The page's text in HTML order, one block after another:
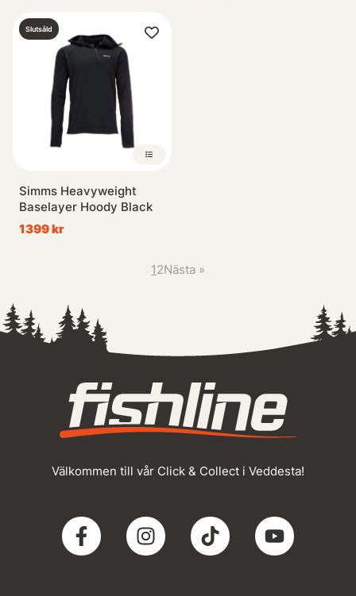
Slutsåld
Simms Heavyweight
Baselayer Hoody Black
1399 kr
12Nästa »
Välkommen till vår Click & Collect i Veddesta!